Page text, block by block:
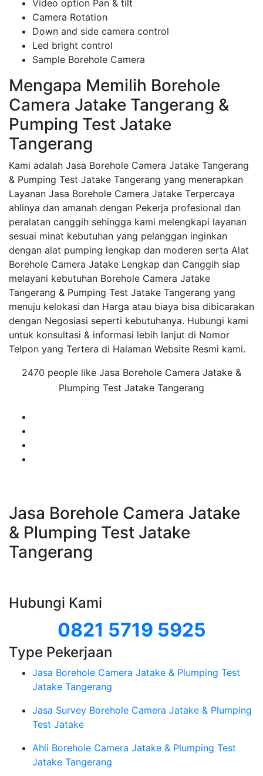
Video option Pan & tilt
Camera Rotation
Down and side camera control
Led bright control
Sample Borehole Camera
Mengapa Memilih Borehole
Camera Jatake Tangerang &
Pumping Test Jatake
Tangerang
Kami adalah Jasa Borehole Camera Jatake Tangerang
& Pumping Test Jatake Tangerang yang menerapkan
Layanan Jasa Borehole Camera Jatake Terpercaya
ahlinya dan amanah dengan Pekerja profesional dan
peralatan canggih sehingga kami melengkapi layanan
sesuai minat kebutuhan yang pelanggan inginkan
dengan alat pumping lengkap dan moderen serta Alat
Borehole Camera Jatake Lengkap dan Canggih siap
melayani kebutuhan Borehole Camera Jatake
Tangerang & Pumping Test Jatake Tangerang yang
menuju kelokasi dan Harga atau biaya bisa dibicarakan
dengan Negosiasi seperti kebutuhanya. Hubungi kami
untuk konsultasi & informasi lebih lanjut di Nomor
Telpon yang Tertera di Halaman Website Resmi kami.
2470 people like Jasa Borehole Camera Jatake &
Plumping Test Jatake Tangerang
Jasa Borehole Camera Jatake
& Plumping Test Jatake
Tangerang
Hubungi Kami
0821 5719 5925
Type Pekerjaan
Jasa Borehole Camera Jatake & Plumping Test
Jatake Tangerang
Jasa Survey Borehole Camera Jatake & Plumping
Test Jatake
Ahli Borehole Camera Jatake & Plumping Test
Jatake Tangerang